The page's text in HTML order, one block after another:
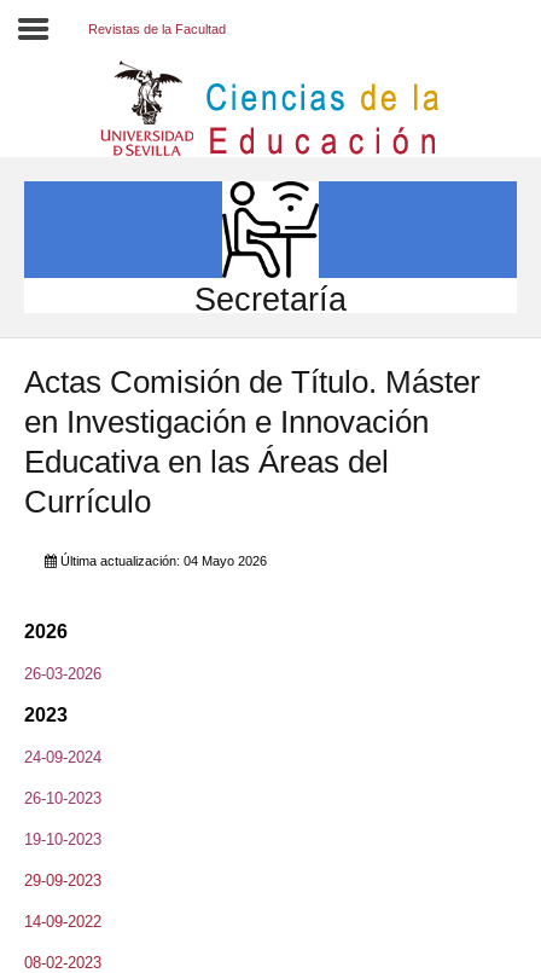
INVESTIGACIÓN
INTERNACIONAL
Directorio FCCE
Revistas de la Facultad
Secretaría
Actas Comisión de Título. Máster
en Investigación e Innovación
Educativa en las Áreas del
Currículo
Última actualización: 04 Mayo 2026
2026
26-03-2026
2023
24-09-2024
26-10-2023
19-10-2023
29-09-2023
14-09-2022
08-02-2023